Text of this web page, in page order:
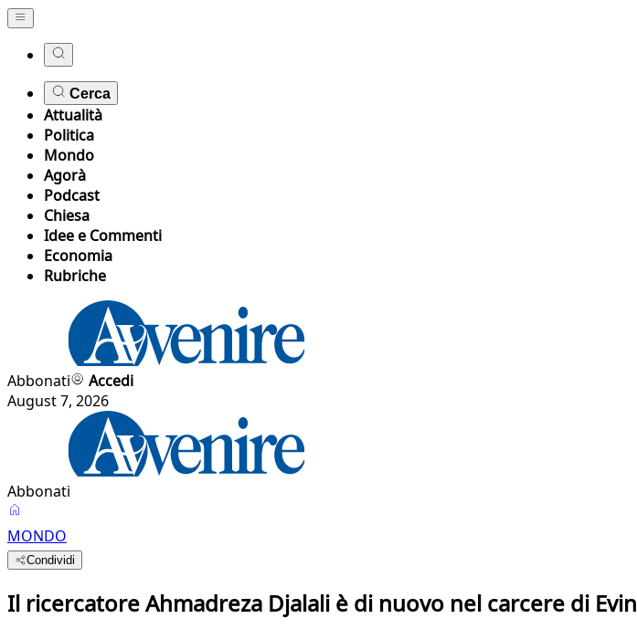
Cerca
Attualità
Politica
Mondo
Agorà
Podcast
Chiesa
Idee e Commenti
Economia
Rubriche
Abbonati
Accedi
August 7, 2026
Abbonati
MONDO
Condividi
Il ricercatore Ahmadreza Djalali è di nuovo nel carcere di Evin